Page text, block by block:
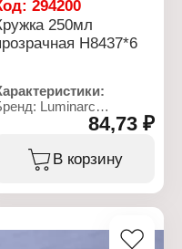
294200
250мл
H8437*6
Luminarc
Артикул: H8437
Тип товара: Кружка
Цвет: прозрачная
Дополнительно: можно
250 мл
84,73 ₽
В корзину